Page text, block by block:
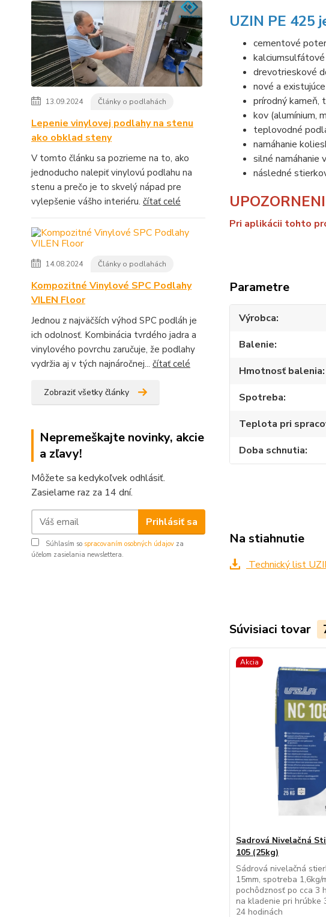
13.09.2024 Články o podlahách
Lepenie vinylovej podlahy na stenu
ako obklad steny
V tomto článku sa pozrieme na to, ako
jednoducho nalepiť vinylovú podlahu na
stenu a prečo je to skvelý nápad pre
vylepšenie vášho interiéru. čítať celé
14.08.2024 Články o podlahách
Kompozitné Vinylové SPC Podlahy
VILEN Floor
Jednou z najväčších výhod SPC podláh je
ich odolnosť. Kombinácia tvrdého jadra a
vinylového povrchu zaručuje, že podlahy
vydržia aj v tých najnáročnej... čítať celé
Zobraziť všetky články
Nepremeškajte novinky, akcie
a zľavy!
Môžete sa kedykoľvek odhlásiť.
Zasielame raz za 14 dní.
Prihlásiť sa
Súhlasím so spracovaním osobných údajov za
účelom zasielania newslettera.
UZIN PE 425
cementové
drevotrieskové
nové a
prírodný kameň,
kov (alumínium,
teplovodné
namáhanie
silné namáhanie
následné
Pri aplikácii tohto
Parametre
Výrobca
Balenie
Hmotnosť balenia
Spotreba
Teplota pri
Doba schnutia
Na stiahnutie
Technický list
Súvisiaci tovar
Akcia
Sadrová Nivelačná
105 (25kg)
Sádrová nivelačná
15mm, spotreba 1,6kg/
pochôdznosť po cca 3
na kladenie pri hrúbke
24 hodinách